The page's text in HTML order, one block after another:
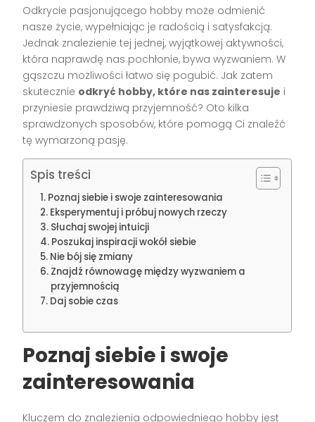
Odkrycie pasjonującego hobby może odmienić
nasze życie, wypełniając je radością i satysfakcją.
Jednak znalezienie tej jednej, wyjątkowej aktywności,
która naprawdę nas pochłonie, bywa wyzwaniem. W
gąszczu możliwości łatwo się pogubić. Jak zatem
skutecznie odkryć hobby, które nas zainteresuje i
przyniesie prawdziwą przyjemność? Oto kilka
sprawdzonych sposobów, które pomogą Ci znaleźć
tę wymarzoną pasję.
Spis treści
Poznaj siebie i swoje zainteresowania
Eksperymentuj i próbuj nowych rzeczy
Słuchaj swojej intuicji
Poszukaj inspiracji wokół siebie
Nie bój się zmiany
Znajdź równowagę między wyzwaniem a
przyjemnością
Daj sobie czas
Poznaj siebie i swoje
zainteresowania
Kluczem do znalezienia odpowiedniego hobby jest